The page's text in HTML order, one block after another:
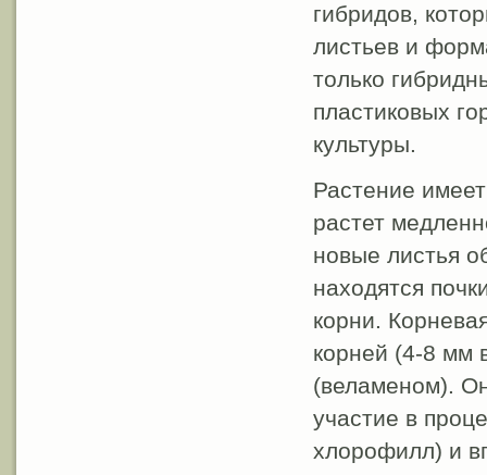
гибридов,
листьев и
только
пластиковых
культуры.
Растение
растет
новые листья
находятся
корни.
корней (4-8 мм
(веламеном).
участие в
хлорофилл) и